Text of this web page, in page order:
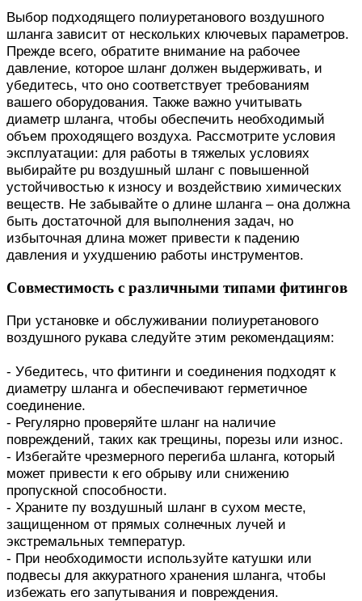
Выбор подходящего полиуретанового воздушного
шланга зависит от нескольких ключевых параметров.
Прежде всего, обратите внимание на рабочее
давление, которое шланг должен выдерживать, и
убедитесь, что оно соответствует требованиям
вашего оборудования. Также важно учитывать
диаметр шланга, чтобы обеспечить необходимый
объем проходящего воздуха. Рассмотрите условия
эксплуатации: для работы в тяжелых условиях
выбирайте pu воздушный шланг с повышенной
устойчивостью к износу и воздействию химических
веществ. Не забывайте о длине шланга – она должна
быть достаточной для выполнения задач, но
избыточная длина может привести к падению
давления и ухудшению работы инструментов.
Совместимость с различными типами фитингов
При установке и обслуживании полиуретанового
воздушного рукава следуйте этим рекомендациям:
- Убедитесь, что фитинги и соединения подходят к
диаметру шланга и обеспечивают герметичное
соединение.
- Регулярно проверяйте шланг на наличие
повреждений, таких как трещины, порезы или износ.
- Избегайте чрезмерного перегиба шланга, который
может привести к его обрыву или снижению
пропускной способности.
- Храните пу воздушный шланг в сухом месте,
защищенном от прямых солнечных лучей и
экстремальных температур.
- При необходимости используйте катушки или
подвесы для аккуратного хранения шланга, чтобы
избежать его запутывания и повреждения.